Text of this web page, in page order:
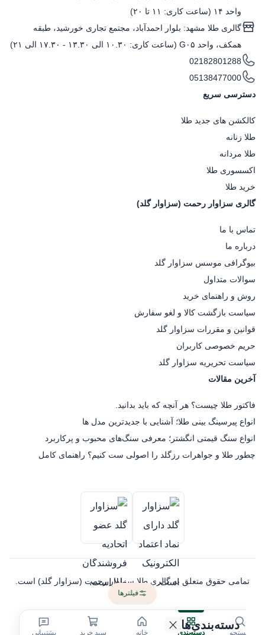
واحد ۱۴ (ساعت کاری: ۱۱ تا ۲۰)
گالری طلا مشهد: بلوار احمدآباد، مجتمع تجاری خورشید، طبقه
همکف، واحد G۰۵ (ساعت کاری: ۱۰.۳۰ الی ۱۳.۳۰ - ۱۷.۳۰ الی ۲۱)
02182801288
05138477000
دسترسی سریع
کالکشن های جدید طلا
طلا زنانه
طلا مردانه
اکسسوری طلا
خرید طلا
گالری سزاوار رحمت (سزاوار گلد)
تماس با ما
درباره ما
بیوگرافی موسس سزاوار گلد
سوالات متداول
روش و راهنمای خرید
سیاست بازگشت کالا و لغو سفارش
قوانین و مقررات سزاوار گلد
حریم خصوصی کاربران
سیاست تحریریه سزاوار گلد
آخرین مقالات
فاکتور طلا چیست؟ هر آنچه که باید بدانید.
انواع پیرسینگ بینی طلا؛ آشنایی با جدیدترین مدل ها
انواع سنگ قیمتی انگشتر؛ معرفی سنگ‌های محبوب و پرکاربرد
چطور طلا و جواهرات رزگلد را اصولی ست کنیم؟ راهنمای کامل
تمامی حقوق متعلق به گالری طلا سزاوار رحمت (سزاوار گلد) است.
دسته‌بندی‌ها
جستجو دسته‌بندی خانه سبد خرید پشتیبانی
فیلترها